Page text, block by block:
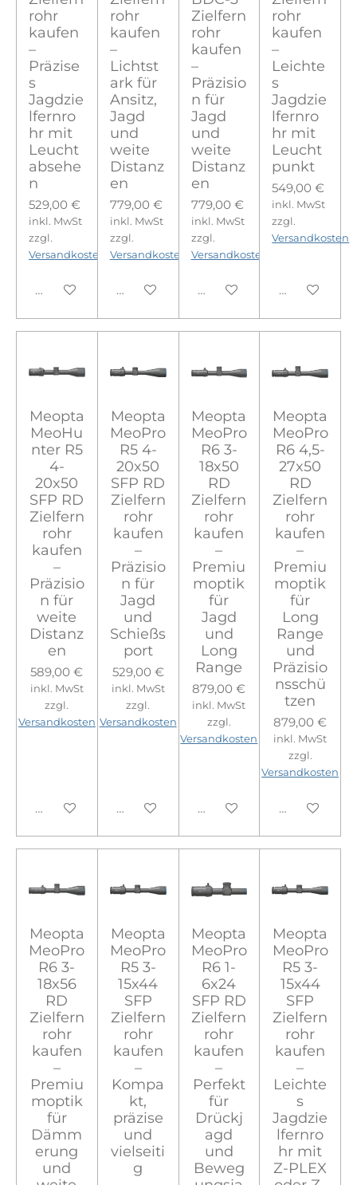
rohr
kaufen
–
Präzise
s
Jagdzie
lfernro
hr mit
Leucht
absehe
n
529,00 €
inkl. MwSt
zzgl.
Versandkosten
In den Warenkorb
rohr
kaufen
–
Lichtst
ark für
Ansitz,
Jagd
und
weite
Distanz
en
779,00 €
inkl. MwSt
zzgl.
Versandkosten
In den Warenkorb
Zielfern
rohr
kaufen
–
Präzisio
n für
Jagd
und
weite
Distanz
en
779,00 €
inkl. MwSt
zzgl.
Versandkosten
In den Warenkorb
rohr
kaufen
–
Leichte
s
Jagdzie
lfernro
hr mit
Leucht
punkt
549,00 €
inkl. MwSt
zzgl.
Versandkosten
In den
Meopta
MeoHu
nter R5
4-
20x50
SFP RD
Zielfern
rohr
kaufen
–
Präzisio
n für
weite
Distanz
en
589,00 €
inkl. MwSt
zzgl.
Versandkosten
In den Warenkorb
Meopta
MeoPro
R5 4-
20x50
SFP RD
Zielfern
rohr
kaufen
–
Präzisio
n für
Jagd
und
Schießs
port
529,00 €
inkl. MwSt
zzgl.
Versandkosten
In den Warenkorb
Meopta
MeoPro
R6 3-
18x50
RD
Zielfern
rohr
kaufen
–
Premiu
moptik
für
Jagd
und
Long
Range
879,00 €
inkl. MwSt
zzgl.
Versandkosten
In den Warenkorb
Meopta
MeoPro
R6 4,5-
27x50
RD
Zielfern
rohr
kaufen
–
Premiu
moptik
für
Long
Range
und
Präzisio
nsschü
tzen
879,00 €
inkl. MwSt
zzgl.
Versandkosten
In den
Meopta
MeoPro
R6 3-
18x56
RD
Zielfern
rohr
kaufen
–
Premiu
moptik
für
Dämm
erung
und
Meopta
MeoPro
R5 3-
15x44
SFP
Zielfern
rohr
kaufen
–
Kompa
kt,
präzise
und
vielseiti
g
Meopta
MeoPro
R6 1-
6x24
SFP RD
Zielfern
rohr
kaufen
–
Perfekt
für
Drückj
agd
und
Beweg
Meopta
MeoPro
R5 3-
15x44
SFP
Zielfern
rohr
kaufen
–
Leichte
s
Jagdzie
lfernro
hr mit
Z-PLEX